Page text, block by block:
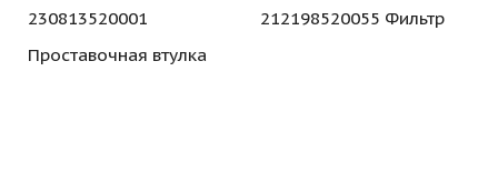
230813520001
Проставочная втулка
212198520055 Фильтр